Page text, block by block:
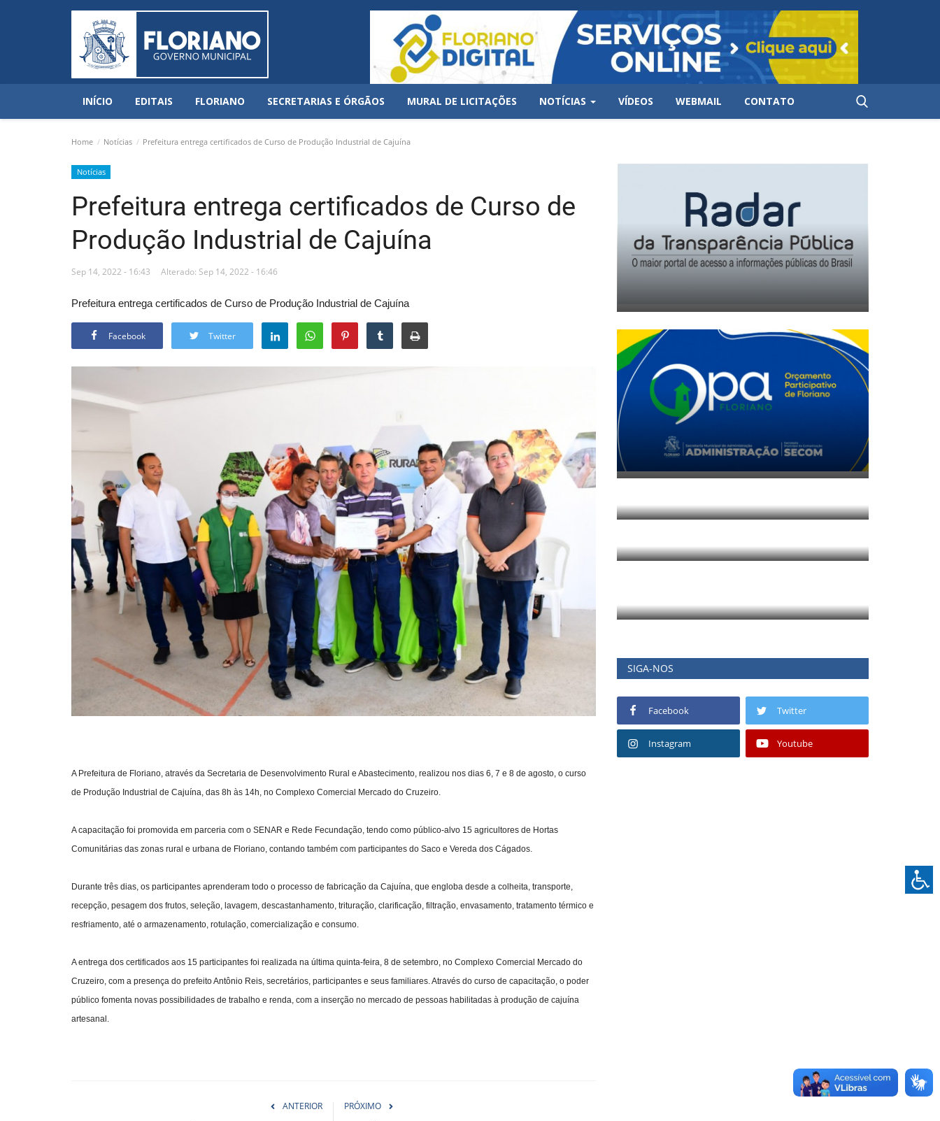
INÍCIO EDITAIS FLORIANO SECRETARIAS E ÓRGÃOS MURAL DE LICITAÇÕES NOTÍCIAS VÍDEOS WEBMAIL CONTATO
Home Notícias Prefeitura entrega certificados de Curso de Produção Industrial de Cajuína
Notícias
Prefeitura entrega certificados de Curso de
Produção Industrial de Cajuína
Sep 14, 2022 - 16:43 Alterado: Sep 14, 2022 - 16:46
Prefeitura entrega certificados de Curso de Produção Industrial de Cajuína
Facebook Twitter
A Prefeitura de Floriano, através da Secretaria de Desenvolvimento Rural e Abastecimento, realizou nos dias 6, 7 e 8 de agosto, o curso
de Produção Industrial de Cajuína, das 8h às 14h, no Complexo Comercial Mercado do Cruzeiro.
A capacitação foi promovida em parceria com o SENAR e Rede Fecundação, tendo como público-alvo 15 agricultores de Hortas
Comunitárias das zonas rural e urbana de Floriano, contando também com participantes do Saco e Vereda dos Cágados.
Durante três dias, os participantes aprenderam todo o processo de fabricação da Cajuína, que engloba desde a colheita, transporte,
recepção, pesagem dos frutos, seleção, lavagem, descastanhamento, trituração, clarificação, filtração, envasamento, tratamento térmico e
resfriamento, até o armazenamento, rotulação, comercialização e consumo.
A entrega dos certificados aos 15 participantes foi realizada na última quinta-feira, 8 de setembro, no Complexo Comercial Mercado do
Cruzeiro, com a presença do prefeito Antônio Reis, secretários, participantes e seus familiares. Através do curso de capacitação, o poder
público fomenta novas possibilidades de trabalho e renda, com a inserção no mercado de pessoas habilitadas à produção de cajuína
artesanal.
ANTERIOR PRÓXIMO
SIGA-NOS
Facebook Twitter
Instagram Youtube